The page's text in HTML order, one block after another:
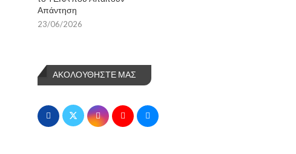
Απάντηση
23/06/2026
ΑΚΟΛΟΥΘΗΣΤΕ ΜΑΣ